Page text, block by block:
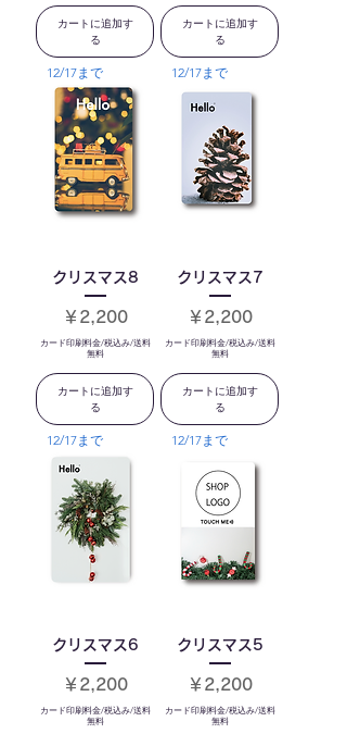
カートに追加す
る
カートに追加す
る
12/17まで
クリスマス8
価格
￥2,200
カード印刷料金/税込み/送料
無料
カートに追加す
る
12/17まで
クリスマス7
価格
￥2,200
カード印刷料金/税込み/送料
無料
カートに追加す
る
12/17まで
クリスマス6
価格
￥2,200
カード印刷料金/税込み/送料
無料
12/17まで
クリスマス5
価格
￥2,200
カード印刷料金/税込み/送料
無料